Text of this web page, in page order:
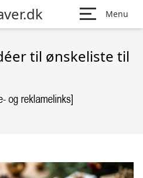
Menu
til ønskeliste til